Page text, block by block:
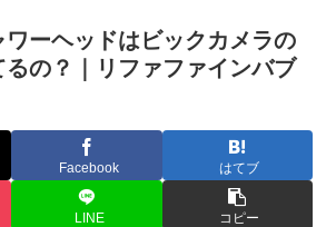
ワーヘッドはビックカメラの
るの？｜リファファインバブ
Facebook はてブ
LINE コピー